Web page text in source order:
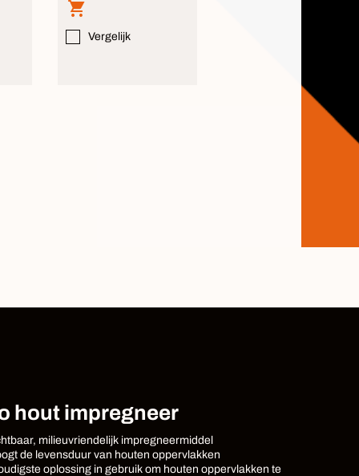
Vergelijk
hout impregneer
milieuvriendelijk impregneermiddel
de levensduur van houten oppervlakken
oplossing in gebruik om houten oppervlakken te